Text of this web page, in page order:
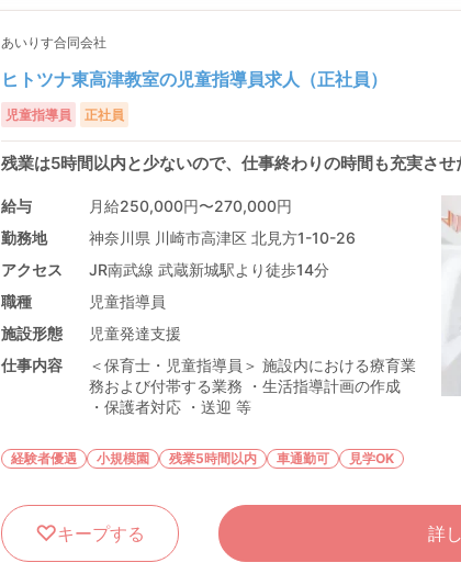
あいりす合同会社
ヒトツナ東高津教室の児童指導員求人（正社員）
児童指導員 正社員
残業は5時間以内と少ないので、仕事終わりの時間も充実させ
給与
月給250,000円〜270,000円
勤務地
神奈川県 川崎市高津区 北見方1-10-26
アクセス
JR南武線 武蔵新城駅より徒歩14分
職種
児童指導員
施設形態
児童発達支援
仕事内容
＜保育士・児童指導員＞ 施設内における療育業
務および付帯する業務 ・生活指導計画の作成
・保護者対応 ・送迎 等
経験者優遇 小規模園 残業5時間以内 車通勤可 見学OK
キープする 詳